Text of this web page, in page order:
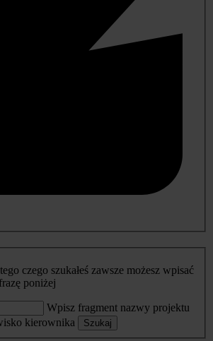
czego szukałeś zawsze możesz wpisać
poniżej
Wpisz fragment nazwy projektu
kierownika
Szukaj